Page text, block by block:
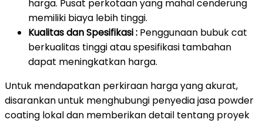
harga. Pusat perkotaan yang mahal cenderung
memiliki biaya lebih tinggi.
Kualitas dan Spesifikasi : Penggunaan bubuk cat
berkualitas tinggi atau spesifikasi tambahan
dapat meningkatkan harga.
Untuk mendapatkan perkiraan harga yang akurat,
disarankan untuk menghubungi penyedia jasa powder
coating lokal dan memberikan detail tentang proyek